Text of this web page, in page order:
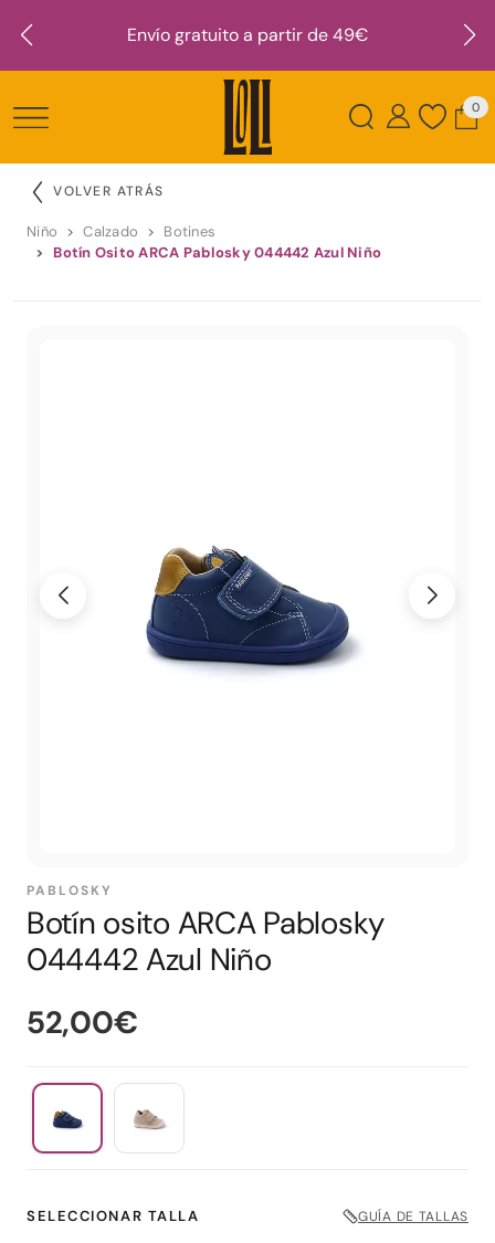
Envío gratuito a partir de 49€
0
VOLVER ATRÁS
Niño Calzado
Botines
Botín Osito ARCA Pablosky 044442 Azul Niño
PABLOSKY
Botín osito ARCA Pablosky
044442 Azul Niño
52,00€
SELECCIONAR TALLA GUÍA DE TALLAS